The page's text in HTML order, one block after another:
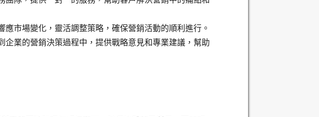
市場變化，靈活調整策略，確保營銷活動的順利進行。
業的營銷決策過程中，提供戰略意見和專業建議，幫助